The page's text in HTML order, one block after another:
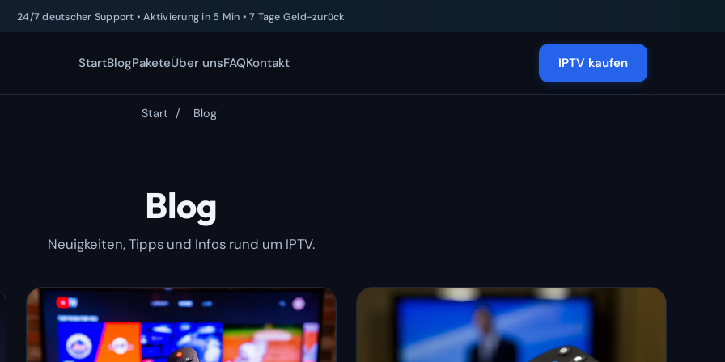
24/7 deutscher Support • Aktivierung in 5 Min • 7 Tage Geld-zurück
StartBlogPaketeÜber unsFAQKontakt IPTV kaufen
Start / Blog
Blog
Neuigkeiten, Tipps und Infos rund um IPTV.